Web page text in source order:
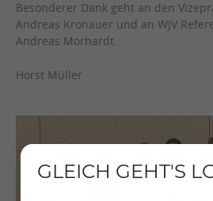
Besonderer Dank geht an den
Andreas Kronauer und an WJV
Andreas Morhardt.
Horst Müller
Inhalt
GLEICH GEHT'S